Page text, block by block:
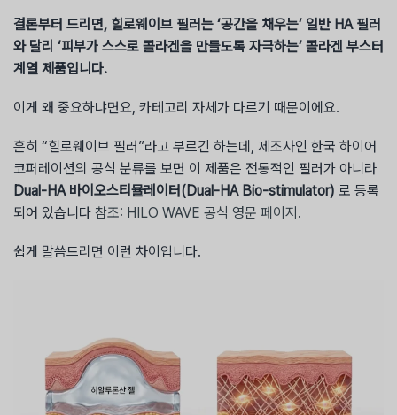
결론부터 드리면, 힐로웨이브 필러는 ‘공간을 채우는’ 일반 HA 필러
와 달리 ‘피부가 스스로 콜라겐을 만들도록 자극하는’ 콜라겐 부스터
계열 제품입니다.
이게 왜 중요하냐면요, 카테고리 자체가 다르기 때문이에요.
흔히 “힐로웨이브 필러”라고 부르긴 하는데, 제조사인 한국 하이어
코퍼레이션의 공식 분류를 보면 이 제품은 전통적인 필러가 아니라
Dual-HA 바이오스티뮬레이터(Dual-HA Bio-stimulator) 로 등록
되어 있습니다 참조: HILO WAVE 공식 영문 페이지 .
쉽게 말씀드리면 이런 차이입니다.